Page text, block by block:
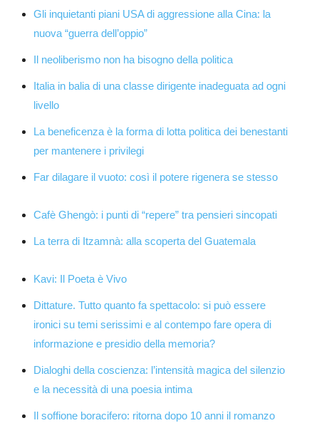
Gli inquietanti piani USA di aggressione alla Cina: la
nuova “guerra dell’oppio”
Il neoliberismo non ha bisogno della politica
Italia in balia di una classe dirigente inadeguata ad ogni
livello
La beneficenza è la forma di lotta politica dei benestanti
per mantenere i privilegi
Far dilagare il vuoto: così il potere rigenera se stesso
Cafè Ghengò: i punti di “repere” tra pensieri sincopati
La terra di Itzamnà: alla scoperta del Guatemala
Kavi: Il Poeta è Vivo
Dittature. Tutto quanto fa spettacolo: si può essere
ironici su temi serissimi e al contempo fare opera di
informazione e presidio della memoria?
Dialoghi della coscienza: l’intensità magica del silenzio
e la necessità di una poesia intima
Il soffione boracifero: ritorna dopo 10 anni il romanzo